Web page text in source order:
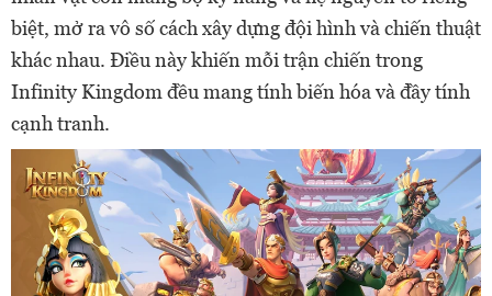
biệt, mở ra vô số cách xây dựng đội hình và chiến thuật
khác nhau. Điều này khiến mỗi trận chiến trong
Infinity Kingdom đều mang tính biến hóa và đầy tính
cạnh tranh.